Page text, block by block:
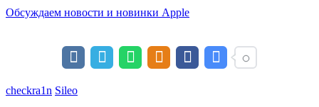
Обсуждаем новости и новинки Apple
checkra1n Sileo